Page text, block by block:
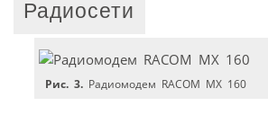
Радиосети
Рис. 3. Радиомодем RACOM MX 160